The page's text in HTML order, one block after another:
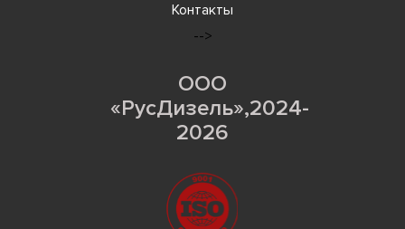
Контакты
-->
ООО
«РусДизель»,2024-
2026